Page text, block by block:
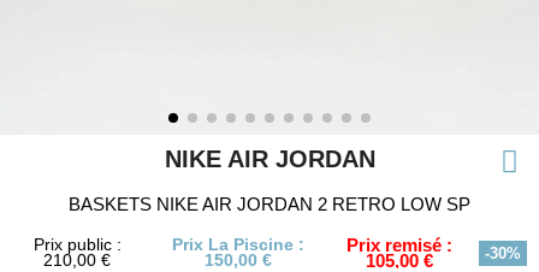
NIKE AIR JORDAN
BASKETS NIKE AIR JORDAN 2 RETRO LOW SP
Prix public :
210,00 €
Prix La Piscine :
150,00 €
Prix remisé :
105,00 € -30%